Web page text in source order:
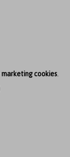
marketing cookies.